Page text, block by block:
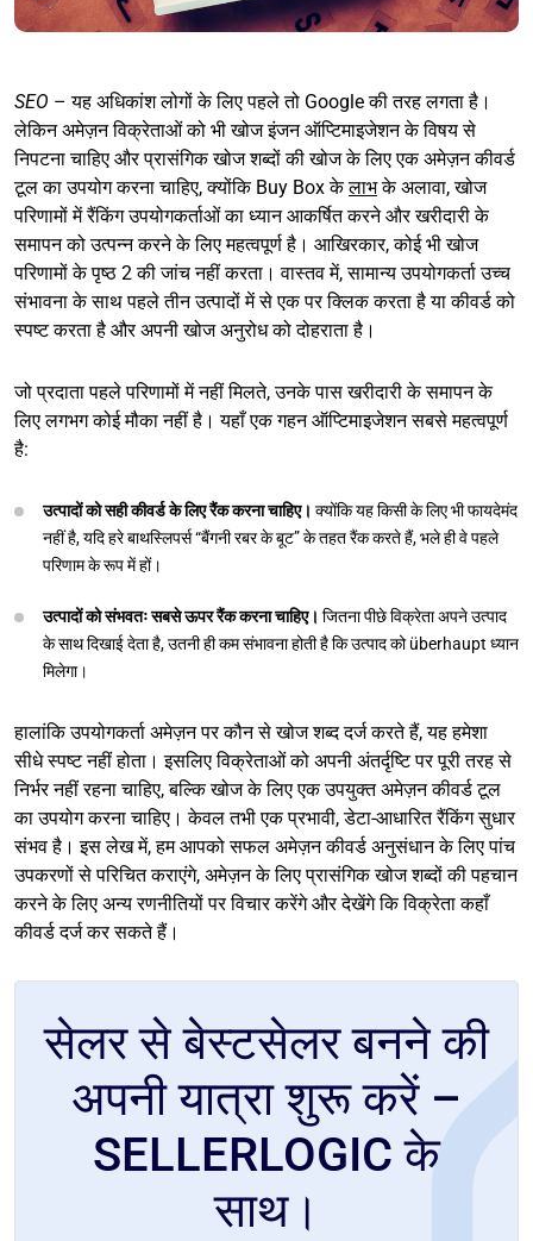
SEO – यह अधिकांश लोगों के लिए पहले तो Google की तरह लगता है।
लेकिन अमेज़न विक्रेताओं को भी खोज इंजन ऑप्टिमाइजेशन के विषय से
निपटना चाहिए और प्रासंगिक खोज शब्दों की खोज के लिए एक अमेज़न कीवर्ड
टूल का उपयोग करना चाहिए, क्योंकि Buy Box केलाभके अलावा, खोज
परिणामों में रैंकिंग उपयोगकर्ताओं का ध्यान आकर्षित करने और खरीदारी के
समापन को उत्पन्न करने के लिए महत्वपूर्ण है। आखिरकार, कोई भी खोज
परिणामों के पृष्ठ 2 की जांच नहीं करता। वास्तव में, सामान्य उपयोगकर्ता उच्च
संभावना के साथ पहले तीन उत्पादों में से एक पर क्लिक करता है या कीवर्ड को
स्पष्ट करता है और अपनी खोज अनुरोध को दोहराता है।
जो प्रदाता पहले परिणामों में नहीं मिलते, उनके पास खरीदारी के समापन के
लिए लगभग कोई मौका नहीं है। यहाँ एक गहन ऑप्टिमाइजेशन सबसे महत्वपूर्ण
है:
उत्पादों को सही कीवर्ड के लिए रैंक करना चाहिए। क्योंकि यह किसी के लिए भी फायदेमंद
नहीं है, यदि हरे बाथस्लिपर्स “बैंगनी रबर के बूट” के तहत रैंक करते हैं, भले ही वे पहले
परिणाम के रूप में हों।
उत्पादों को संभवतः सबसे ऊपर रैंक करना चाहिए। जितना पीछे विक्रेता अपने उत्पाद
के साथ दिखाई देता है, उतनी ही कम संभावना होती है कि उत्पाद को überhaupt ध्यान
मिलेगा।
हालांकि उपयोगकर्ता अमेज़न पर कौन से खोज शब्द दर्ज करते हैं, यह हमेशा
सीधे स्पष्ट नहीं होता। इसलिए विक्रेताओं को अपनी अंतर्दृष्टि पर पूरी तरह से
निर्भर नहीं रहना चाहिए, बल्कि खोज के लिए एक उपयुक्त अमेज़न कीवर्ड टूल
का उपयोग करना चाहिए। केवल तभी एक प्रभावी, डेटा-आधारित रैंकिंग सुधार
संभव है। इस लेख में, हम आपको सफल अमेज़न कीवर्ड अनुसंधान के लिए पांच
उपकरणों से परिचित कराएंगे, अमेज़न के लिए प्रासंगिक खोज शब्दों की पहचान
करने के लिए अन्य रणनीतियों पर विचार करेंगे और देखेंगे कि विक्रेता कहाँ
कीवर्ड दर्ज कर सकते हैं।
सेलर से बेस्टसेलर बनने की
अपनी यात्रा शुरू करें –
SELLERLOGIC के
साथ।